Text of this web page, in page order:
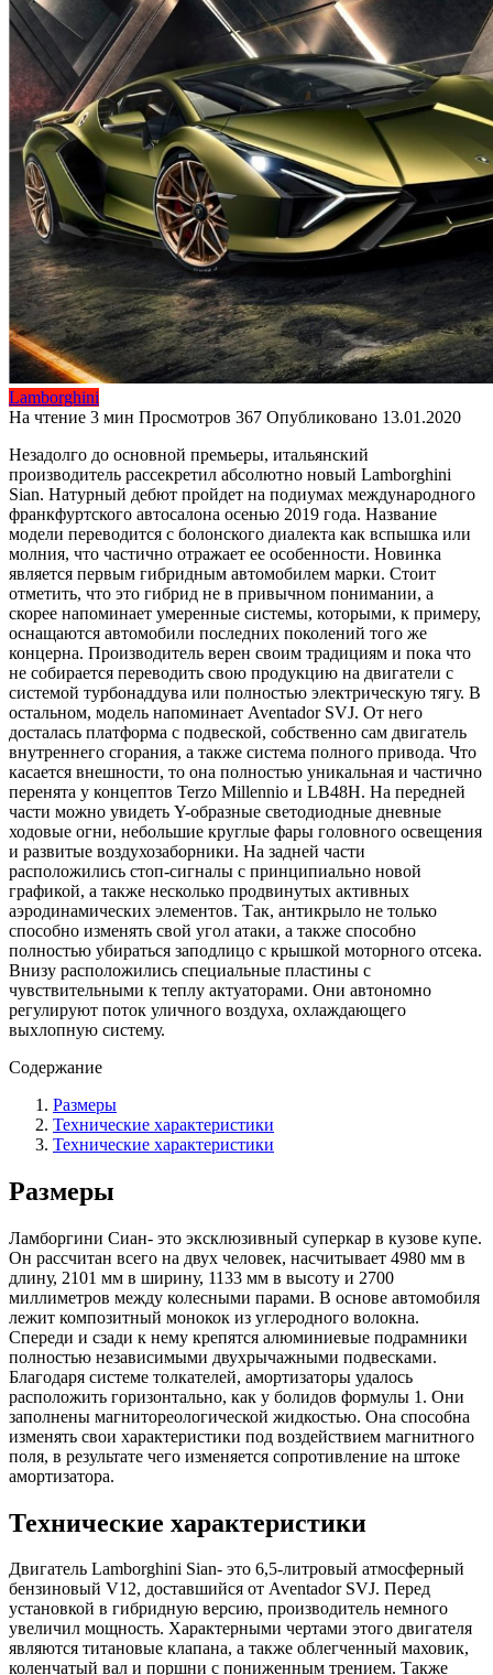
Lamborghini
На чтение 3 мин Просмотров 367 Опубликовано 13.01.2020
Незадолго до основной премьеры, итальянский
производитель рассекретил абсолютно новый Lamborghini
Sian. Натурный дебют пройдет на подиумах международного
франкфуртского автосалона осенью 2019 года. Название
модели переводится с болонского диалекта как вспышка или
молния, что частично отражает ее особенности. Новинка
является первым гибридным автомобилем марки. Стоит
отметить, что это гибрид не в привычном понимании, а
скорее напоминает умеренные системы, которыми, к примеру,
оснащаются автомобили последних поколений того же
концерна. Производитель верен своим традициям и пока что
не собирается переводить свою продукцию на двигатели с
системой турбонаддува или полностью электрическую тягу. В
остальном, модель напоминает Aventador SVJ. От него
досталась платформа с подвеской, собственно сам двигатель
внутреннего сгорания, а также система полного привода. Что
касается внешности, то она полностью уникальная и частично
перенята у концептов Terzo Millennio и LB48H. На передней
части можно увидеть Y-образные светодиодные дневные
ходовые огни, небольшие круглые фары головного освещения
и развитые воздухозаборники. На задней части
расположились стоп-сигналы с принципиально новой
графикой, а также несколько продвинутых активных
аэродинамических элементов. Так, антикрыло не только
способно изменять свой угол атаки, а также способно
полностью убираться заподлицо с крышкой моторного отсека.
Внизу расположились специальные пластины с
чувствительными к теплу актуаторами. Они автономно
регулируют поток уличного воздуха, охлаждающего
выхлопную систему.
Содержание
Размеры
Технические характеристики
Технические характеристики
Размеры
Ламборгини Сиан- это эксклюзивный суперкар в кузове купе.
Он рассчитан всего на двух человек, насчитывает 4980 мм в
длину, 2101 мм в ширину, 1133 мм в высоту и 2700
миллиметров между колесными парами. В основе автомобиля
лежит композитный монокок из углеродного волокна.
Спереди и сзади к нему крепятся алюминиевые подрамники
полностью независимыми двухрычажными подвесками.
Благодаря системе толкателей, амортизаторы удалось
расположить горизонтально, как у болидов формулы 1. Они
заполнены магнитореологической жидкостью. Она способна
изменять свои характеристики под воздействием магнитного
поля, в результате чего изменяется сопротивление на штоке
амортизатора.
Технические характеристики
Двигатель Lamborghini Sian- это 6,5-литровый атмосферный
бензиновый V12, доставшийся от Aventador SVJ. Перед
установкой в гибридную версию, производитель немного
увеличил мощность. Характерными чертами этого двигателя
являются титановые клапана, а также облегченный маховик,
коленчатый вал и поршни с пониженным трением. Также